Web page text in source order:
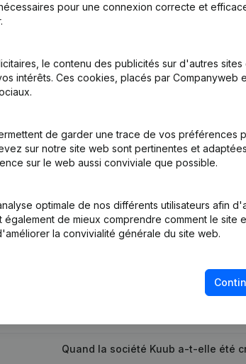
(Nouvelle Personne Morale, Ouverture
Quand la société Kuub a-t-elle été
pour une connexion correcte et
le contenu des publicités sur d'autres
intérêts. Ces cookies, placés par Companyweb
de garder une trace de vos préférences
sur notre site web sont pertinentes et
sur le web aussi conviviale que possible.
optimale de nos différents utilisateurs afin
également de mieux comprendre comment le site
la convivialité générale du site web.